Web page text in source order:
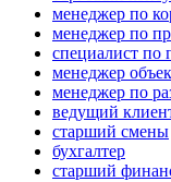
менеджер по
менеджер по
специалист по
менеджер
менеджер по
ведущий
старший смены
бухгалтер
старший